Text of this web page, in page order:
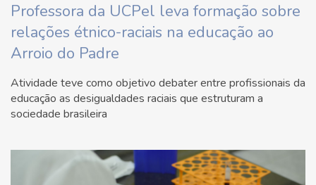
Professora da UCPel leva formação sobre
relações étnico-raciais na educação ao
Arroio do Padre
Atividade teve como objetivo debater entre profissionais da
educação as desigualdades raciais que estruturam a
sociedade brasileira